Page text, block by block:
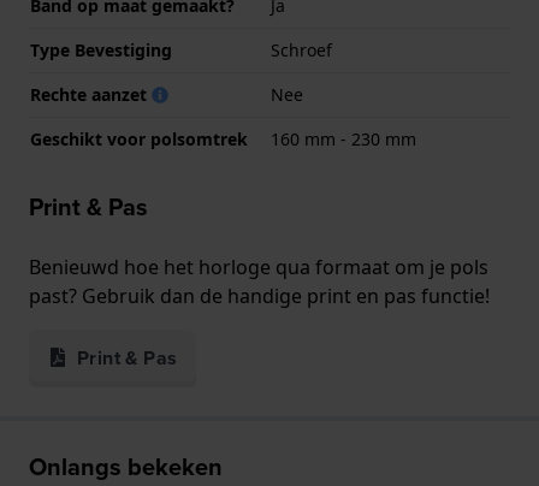
Band op maat gemaakt?
Ja
Type Bevestiging
Schroef
Rechte aanzet
Nee
Geschikt voor polsomtrek
160 mm - 230 mm
Print & Pas
Benieuwd hoe het horloge qua formaat om je pols
past? Gebruik dan de handige print en pas functie!
Print & Pas
Onlangs bekeken